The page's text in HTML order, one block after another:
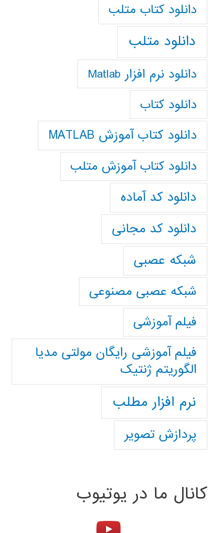
دانلود كتاب متلب
دانلود متلب
دانلود نرم افزار Matlab
دانلود کتاب
دانلود کتاب آموزش MATLAB
دانلود کتاب آموزش متلب
دانلود کد آماده
دانلود کد مجانی
شبکه عصبی
شبکه عصبی مصنوعی
فیلم آموزشی
فیلم آموزشی رایگان مولتی مدیا
الگوریتم ژنتیک
نرم افزار مطلب
پردازش تصویر
کانال ما در یوتیوب